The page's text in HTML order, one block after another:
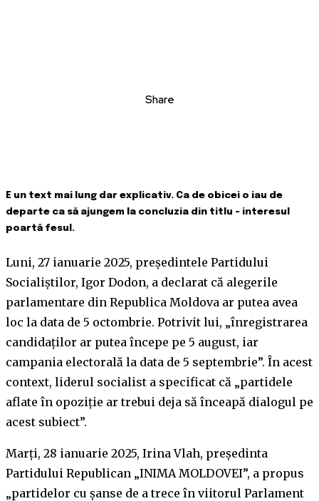
Share
E un text mai lung dar explicativ. Ca de obicei o iau de
departe ca să ajungem la concluzia din titlu – interesul
poartă fesul.
Luni, 27 ianuarie 2025, președintele Partidului
Socialiștilor, Igor Dodon, a declarat că alegerile
parlamentare din Republica Moldova ar putea avea
loc la data de 5 octombrie. Potrivit lui, „înregistrarea
candidaților ar putea începe pe 5 august, iar
campania electorală la data de 5 septembrie”. În acest
context, liderul socialist a specificat că „partidele
aflate în opoziție ar trebui deja să înceapă dialogul pe
acest subiect”.
Marți, 28 ianuarie 2025, Irina Vlah, președinta
Partidului Republican „INIMA MOLDOVEI”, a propus
„partidelor cu şanse de a trece în viitorul Parlament